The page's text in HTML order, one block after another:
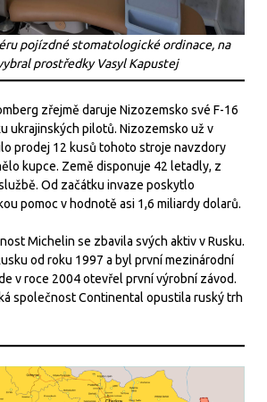
pojízdné stomatologické ordinace, na
prostředky Vasyl Kapustej
zřejmě daruje Nizozemsko své F-16
ukrajinských pilotů. Nizozemsko už v
prodej 12 kusů tohoto stroje navzdory
kupce. Země disponuje 42 letadly, z
Od začátku invaze poskytlo
pomoc v hodnotě asi 1,6 miliardy dolarů.
Michelin se zbavila svých aktiv v Rusku.
od roku 1997 a byl první mezinárodní
v roce 2004 otevřel první výrobní závod.
společnost Continental opustila ruský trh